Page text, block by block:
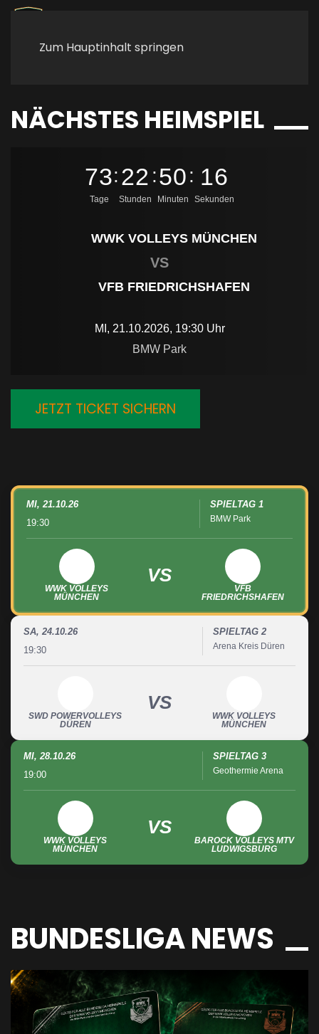
Zum Hauptinhalt springen
NÄCHSTES HEIMSPIEL
73
Tage
:22
Stunden
:50
Minuten
: 15
Sekunden
WWK VOLLEYS MÜNCHEN
VS
VFB FRIEDRICHSHAFEN
MI, 21.10.2026, 19:30 Uhr
BMW Park
JETZT TICKET SICHERN
MI, 21.10.26
19:30
SPIELTAG 1
BMW Park
WWK VOLLEYS
MÜNCHEN
VS
VFB
FRIEDRICHSHAFEN
SA, 24.10.26
19:30
SPIELTAG 2
Arena Kreis Düren
SWD POWERVOLLEYS
DÜREN
VS
WWK VOLLEYS
MÜNCHEN
MI, 28.10.26
19:00
SPIELTAG 3
Geothermie Arena
WWK VOLLEYS
MÜNCHEN
VS
BAROCK VOLLEYS MTV
LUDWIGSBURG
BUNDESLIGA NEWS